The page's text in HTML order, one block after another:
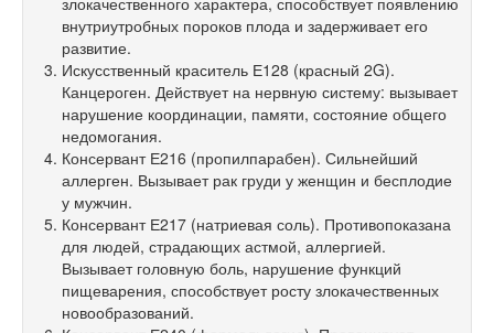
внутриутробных пороков плода и задерживает его
развитие.
Искусственный краситель Е128 (красный 2G).
Канцероген. Действует на нервную систему: вызывает
нарушение координации, памяти, состояние общего
недомогания.
Консервант Е216 (пропилпарабен). Сильнейший
аллерген. Вызывает рак груди у женщин и бесплодие
у мужчин.
Консервант Е217 (натриевая соль). Противопоказана
для людей, страдающих астмой, аллергией.
Вызывает головную боль, нарушение функций
пищеварения, способствует росту злокачественных
новообразований.